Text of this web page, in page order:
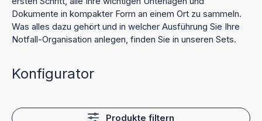
Dokumente in kompakter Form an einem Ort zu sammeln.
Was alles dazu gehört und in welcher Ausführung Sie Ihre
Notfall-Organisation anlegen, finden Sie in unseren Sets.
Konfigurator
Produkte filtern